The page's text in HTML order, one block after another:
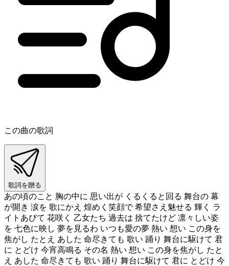
この曲の歌詞
歌詞を贈る
あの頃のこと 胸の中に 思い出が くるくると回る 舞台の 幕
が開き 涙を 歌にかえ 煌めく笑顔で 希望さえ魅せる 輝く ラ
イトあびて 花咲く 乙女たち 過去は 捨てたけど 凛々しい姿
を 七色に映し 夢を見るわ いつも愛の夢 熱い 想い この身を
焦がし たとえ あした 命尽きても 歌い 踊り 舞台に駆けて 君
に とどけ 今宵高鳴る その名 熱い 想い この身を焦がし たと
え あした 命尽きても 歌い 踊り 舞台に駆けて 君に とどけ 今